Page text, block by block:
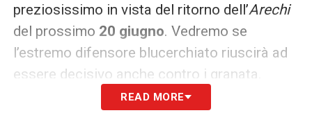
preziosissimo in vista del ritorno dell’Arechi
del prossimo 20 giugno. Vedremo se
l’estremo difensore blucerchiato riuscirà ad
essere decisivo anche contro i granata.
READ MORE